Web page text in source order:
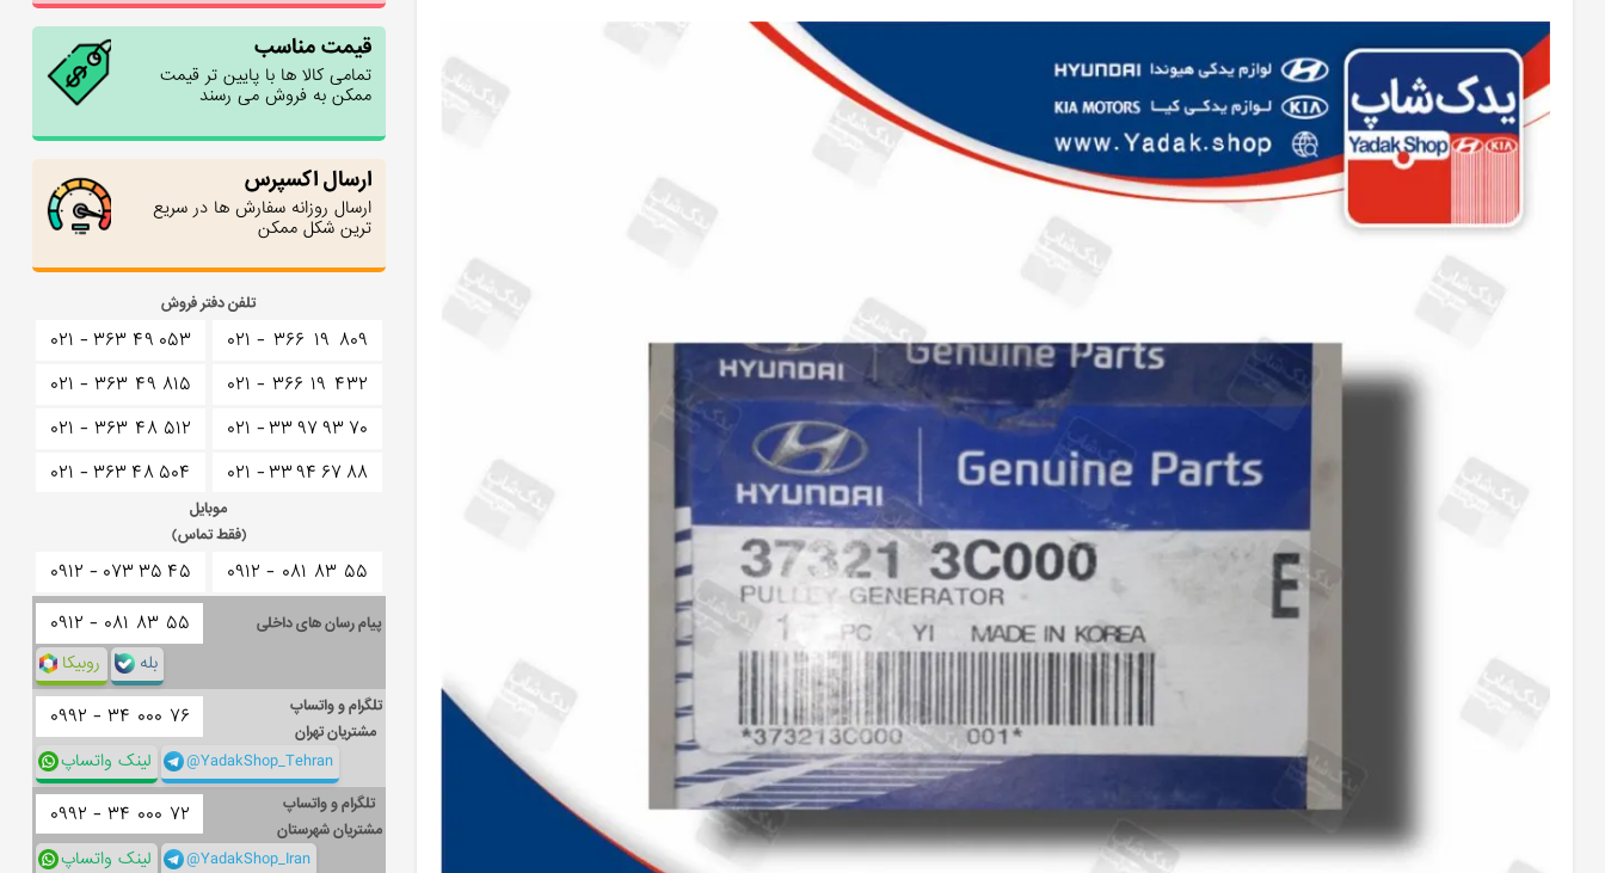
قیمت مناسب
تمامی کالا ها با پایین تر قیمت
ممکن به فروش می رسند
ارسال اکسپرس
ارسال روزانه سفارش ها در سریع
ترین شکل ممکن
تلفن دفتر فروش
۰۲۱ - ۳۶۶ ۱۹ ۸۰۹
۰۲۱ - ۳۶۶ ۱۹ ۴۳۲
۰۲۱ -۳۳۹۷۹۳ ۷۰
۰۲۱ -۳۳۹۴ ۶۷ ۸۸
۰۲۱ - ۳۶۳ ۴۹ ۰۵۳
۰۲۱ - ۳۶۳ ۴۹ ۸۱۵
۰۲۱ - ۳۶۳ ۴۸ ۵۱۲
۰۲۱ - ۳۶۳ ۴۸ ۵۰۴
موبایل
(فقط تماس)
۰۹۱۲ - ۰۸۱ ۸۳ ۵۵ ۰۹۱۲ - ۰۷۳۳۵ ۴۵
پیام رسان های داخلی ۰۹۱۲ - ۰۸۱ ۸۳ ۵۵
روبیکا بله
تلگرام و واتساپ
مشتریان تهران
۰۹۹۲ - ۳۴ ۰۰۰ ۷۶
لینک واتساپ @YadakShop_Tehran
تلگرام و واتساپ
مشتریان شهرستان
۰۹۹۲ - ۳۴ ۰۰۰ ۷۲
لینک واتساپ @YadakShop_Iran